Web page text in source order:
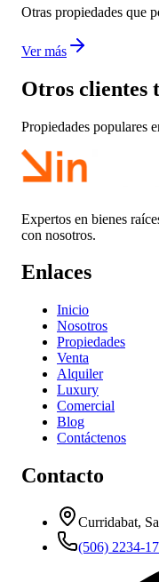
Otras propiedades que
Ver más
Otros clientes
Propiedades populares
Expertos en bienes
con nosotros.
Enlaces
Inicio
Nosotros
Propiedades
Venta
Alquiler
Luxury
Comercial
Blog
Contáctenos
Contacto
Curridabat,
(506) 2234-